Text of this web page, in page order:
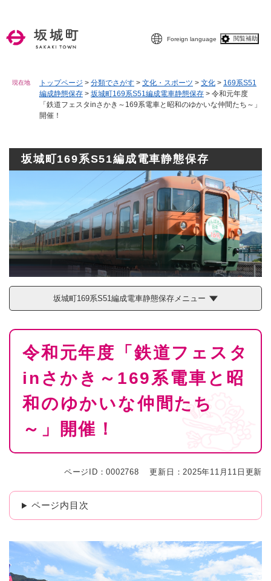
Foreign language 閲覧補助
現在地 トップページ > 分類でさがす > 文化・スポーツ > 文化 > 169系S51
編成静態保存 > 坂城町169系S51編成電車静態保存 > 令和元年度
「鉄道フェスタinさかき～169系電車と昭和のゆかいな仲間たち～」
開催！
坂城町169系S51編成電車静態保存
坂城町169系S51編成電車静態保存メニュー
本
令和元年度「鉄道フェスタ
inさかき～169系電車と昭
和のゆかいな仲間たち
～」開催！
ページID：0002768 更新日：2025年11月11日更新
ページ内目次